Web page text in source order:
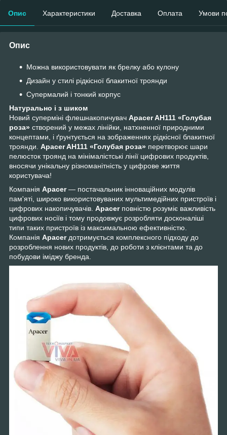
Опис Характеристики Доставка Оплата Умови
Опис
Можна використовувати як брелку або кулону
Дизайн у стилі рідкісної блакитної троянди
Супермалий і тонкий корпус
Натурально і з шиком
Новий суперміні флешнакопичувач Apacer AH111 «Голубая
роза» створений у межах лінійки, натхненної природними
концептами, і ґрунтується на зображеннях рідкісної блакитної
троянди. Apacer AH111 «Голубая роза» перетворює шари
пелюсток троянд на мінімалістські лінії цифрових продуктів,
вносячи унікальну різноманітність у цифрове життя
користувача!
Компанія Apacer— постачальник інноваційних модулів
пам'яті, широко використовуваних мультимедійних пристроїв і
цифрових накопичувачів. Apacer повністю розуміє важливість
цифрових носіїв і тому продовжує розробляти досконаліші
типи таких пристроїв із максимальною ефективністю.
Компанія Apacer дотримується комплексного підходу до
розроблення нових продуктів, до роботи з клієнтами та до
побудови іміджу бренда.